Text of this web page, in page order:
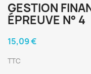
GESTION
ÉPREUVE N° 4
15,09 €
TTC